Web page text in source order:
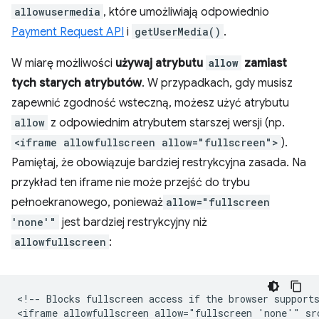
allowusermedia , które umożliwiają odpowiednio
Payment Request API i getUserMedia() .
W miarę możliwości używaj atrybutu allow zamiast
tych starych atrybutów. W przypadkach, gdy musisz
zapewnić zgodność wsteczną, możesz użyć atrybutu
allow z odpowiednim atrybutem starszej wersji (np.
<iframe allowfullscreen allow="fullscreen"> ).
Pamiętaj, że obowiązuje bardziej restrykcyjna zasada. Na
przykład ten iframe nie może przejść do trybu
pełnoekranowego, ponieważ allow="fullscreen
'none'" jest bardziej restrykcyjny niż
allowfullscreen :
<!-- Blocks fullscreen access if the browser